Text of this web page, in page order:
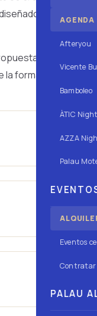
Afteryou
Vicente
Bamboleo
ÀTIC
AZZA
Palau
Eventos
Contratar
PALAUQUÉ HACER
para la
de
forma más